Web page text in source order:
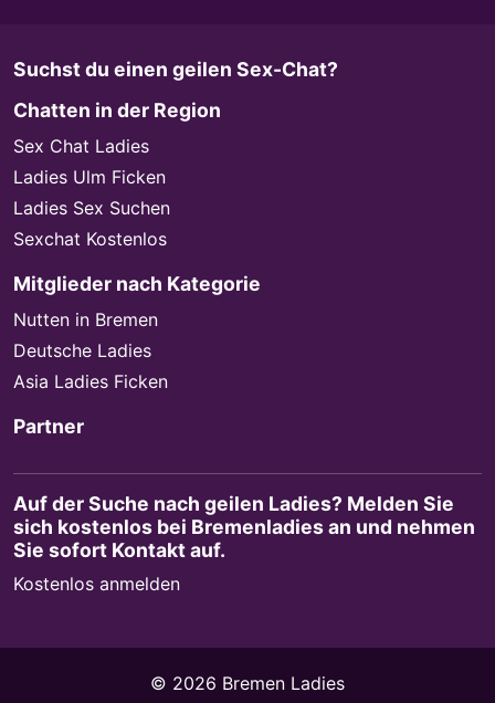
Suchst du einen geilen Sex-Chat?
Chatten in der Region
Sex Chat Ladies
Ladies Ulm Ficken
Ladies Sex Suchen
Sexchat Kostenlos
Mitglieder nach Kategorie
Nutten in Bremen
Deutsche Ladies
Asia Ladies Ficken
Partner
Auf der Suche nach geilen Ladies? Melden Sie
sich kostenlos bei Bremenladies an und nehmen
Sie sofort Kontakt auf.
Kostenlos anmelden
© 2026 Bremen Ladies